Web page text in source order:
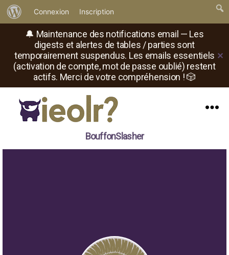
🔔 Maintenance des notifications email — Les
digests et alertes de tables / parties sont
temporairement suspendus. Les emails essentiels
(activation de compte, mot de passe oublié) restent
actifs. Merci de votre compréhension ! 🎲
✕
propos
de
WordPress
Connexion Inscription
où
BouffonSlasher